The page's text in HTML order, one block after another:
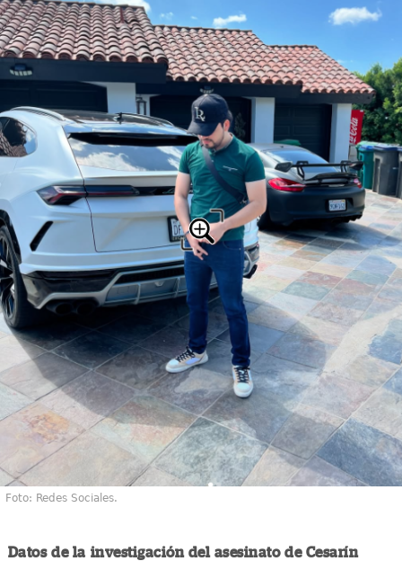
Foto: Redes Sociales.
Datos de la investigación del asesinato de Cesarín